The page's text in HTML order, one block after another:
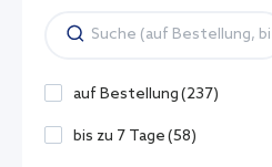
auf Bestellung(237)
bis zu 7 Tage(58)